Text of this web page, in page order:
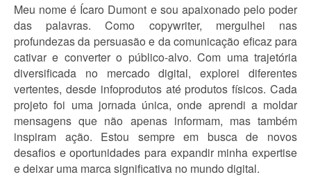
Meu nome é Ícaro Dumont e sou apaixonado pelo poder
das palavras. Como copywriter, mergulhei nas
profundezas da persuasão e da comunicação eficaz para
cativar e converter o público-alvo. Com uma trajetória
diversificada no mercado digital, explorei diferentes
vertentes, desde infoprodutos até produtos físicos. Cada
projeto foi uma jornada única, onde aprendi a moldar
mensagens que não apenas informam, mas também
inspiram ação. Estou sempre em busca de novos
desafios e oportunidades para expandir minha expertise
e deixar uma marca significativa no mundo digital.